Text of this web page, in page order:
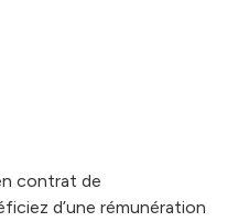
contrat de
d’une rémunération